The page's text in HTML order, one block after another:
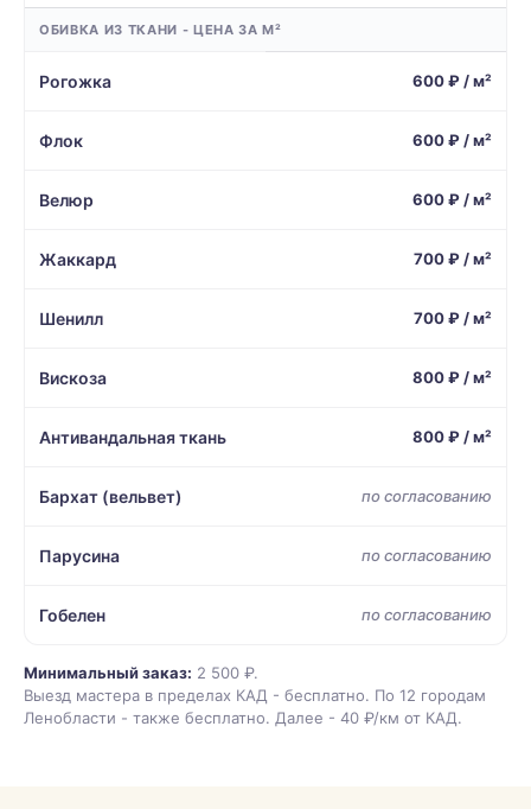
ОБИВКА ИЗ ТКАНИ - ЦЕНА ЗА М²
Рогожка 600 ₽ / м²
Флок 600 ₽ / м²
Велюр 600 ₽ / м²
Жаккард 700 ₽ / м²
Шенилл 700 ₽ / м²
Вискоза 800 ₽ / м²
Антивандальная ткань 800 ₽ / м²
Бархат (вельвет) по согласованию
Парусина по согласованию
Гобелен по согласованию
Минимальный заказ: 2 500 ₽.
Выезд мастера в пределах КАД - бесплатно. По 12 городам
Ленобласти - также бесплатно. Далее - 40 ₽/км от КАД.